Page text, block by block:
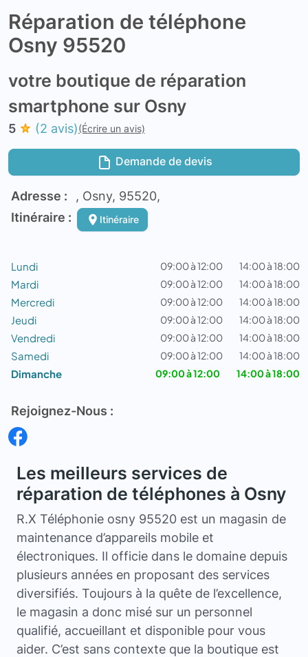
Réparation de téléphone
Osny 95520
votre boutique de réparation
smartphone sur Osny
5 (2 avis)(Écrire un avis)
Demande de devis
Adresse :
, Osny, 95520,
Itinéraire :
Itinéraire
Lundi 09:00 à 12:00 14:00 à 18:00
Mardi 09:00 à 12:00 14:00 à 18:00
Mercredi 09:00 à 12:00 14:00 à 18:00
Jeudi 09:00 à 12:00 14:00 à 18:00
Vendredi 09:00 à 12:00 14:00 à 18:00
Samedi 09:00 à 12:00 14:00 à 18:00
Dimanche 09:00 à 12:00 14:00 à 18:00
Rejoignez-Nous :
Les meilleurs services de
réparation de téléphones à Osny
R.X Téléphonie osny 95520 est un magasin de
maintenance d’appareils mobile et
électroniques. Il officie dans le domaine depuis
plusieurs années en proposant des services
diversifiés. Toujours à la quête de l’excellence,
le magasin a donc misé sur un personnel
qualifié, accueillant et disponible pour vous
aider. C’est sans contexte que la boutique est